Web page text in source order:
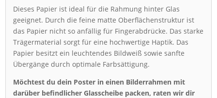
Dieses Papier ist ideal für die Rahmung hinter Glas
geeignet. Durch die feine matte Oberflächenstruktur ist
das Papier nicht so anfällig für Fingerabdrücke. Das starke
Trägermaterial sorgt für eine hochwertige Haptik. Das
Papier besitzt ein leuchtendes Bildweiß sowie sanfte
Übergänge durch optimale Farbsättigung.
Möchtest du dein Poster in einen Bilderrahmen mit
darüber befindlicher Glasscheibe packen, raten wir dir